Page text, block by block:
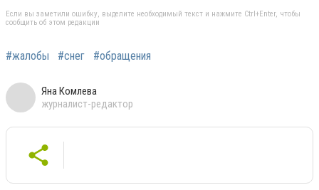
Если вы заметили ошибку, выделите необходимый текст и нажмите Ctrl+Enter, чтобы
сообщить об этом редакции
#жалобы #cнег #обращения
Яна Комлева
журналист-редактор